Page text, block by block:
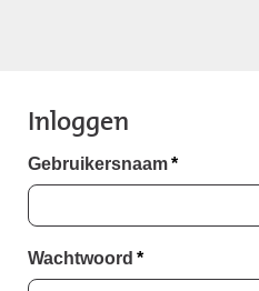
Inloggen
Gebruikersnaam*
Wachtwoord *